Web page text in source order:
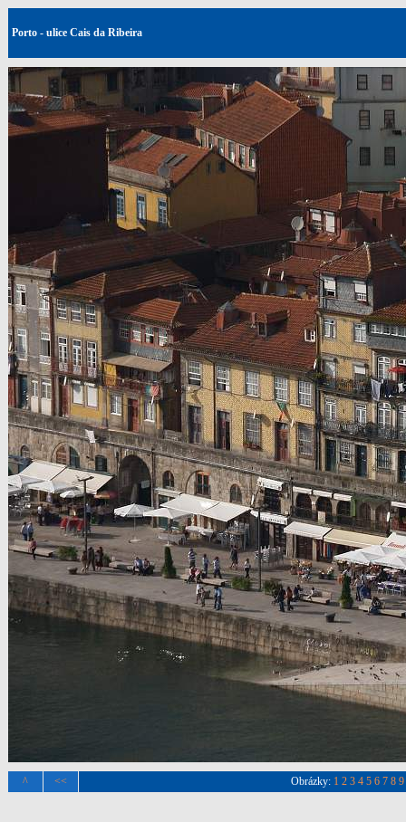
Porto - ulice Cais da Ribeira
^ << Obrázky: 1 2 3 4 5 6 7 8 9